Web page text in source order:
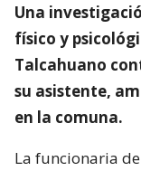
Una
físico y
Talcahuano
su asistente,
en la comuna.
La funcionaria